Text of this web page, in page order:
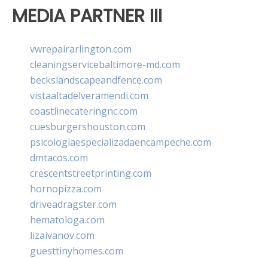
MEDIA PARTNER III
vwrepairarlington.com
cleaningservicebaltimore-md.com
beckslandscapeandfence.com
vistaaltadelveramendi.com
coastlinecateringnc.com
cuesburgershouston.com
psicologiaespecializadaencampeche.com
dmtacos.com
crescentstreetprinting.com
hornopizza.com
driveadragster.com
hematologa.com
lizaivanov.com
guesttinyhomes.com